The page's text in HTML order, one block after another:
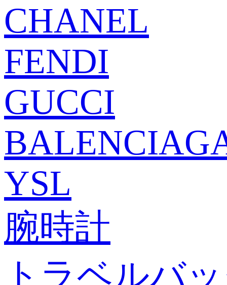
CHANEL
FENDI
GUCCI
YSL
腕時計
トラベルバ